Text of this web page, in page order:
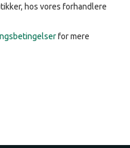
hos vores forhandlere
for mere